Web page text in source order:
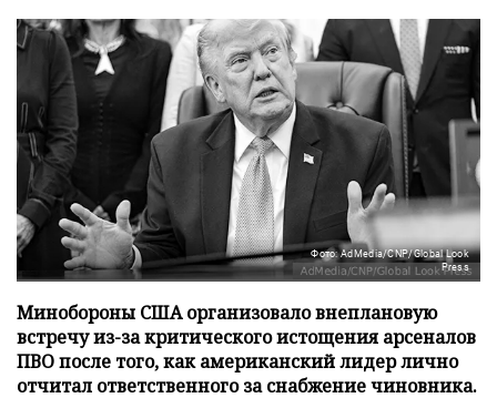
Фото: AdMedia/CNP/Global Look
Press
Минобороны США организовало внеплановую
встречу из-за критического истощения арсеналов
ПВО после того, как американский лидер лично
отчитал ответственного за снабжение чиновника.